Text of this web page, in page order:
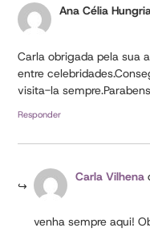
Ana Célia
Carla obrigada pela sua
entre
visita-la
Responder
Carla Vilhena
venha sempre aqui!